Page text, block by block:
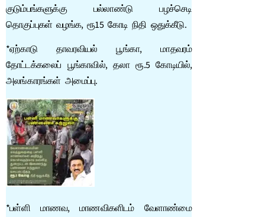
குடும்பங்களுக்கு பல்லாண்டு பழச்செடி
தொகுப்புகள் வழங்க, ரூ15 கோடி நிதி ஒதுக்கீடு.
*ஏற்காடு தாவரவியல் பூங்கா, மாதவரம்
தோட்டக்கலைப் பூங்காவில், தலா ரூ.5 கோடியில்,
அலங்காரங்கள் அமைப்பு.
*பள்ளி மாணவ, மாணவிகளிடம் வேளாண்மை